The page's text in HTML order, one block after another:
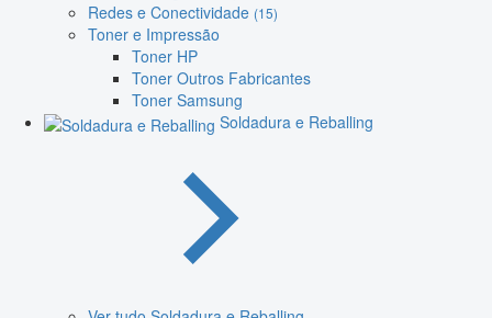
Redes e Conectividade (15)
Toner e Impressão
Toner HP
Toner Outros Fabricantes
Toner Samsung
Soldadura e Reballing